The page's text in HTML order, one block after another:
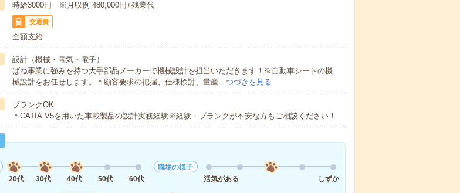
時給3000円 ※月収例 480,000円+残業代
交通費
全額支給
設計（機械・電気・電子）
ばね事業に強みを持つ大手部品メーカーで機械設計を担当いただきます！※自動車シートの機
械設計をお任せします。＊顧客要求の把握、仕様検討、量産…つづきを見る
ブランクOK
＊CATIA V5を用いた車載製品の設計実務経験※経験・ブランクが不安な方もご相談ください！
20代
30代 40代 50代 60代
職場の様子
活気がある
しずか